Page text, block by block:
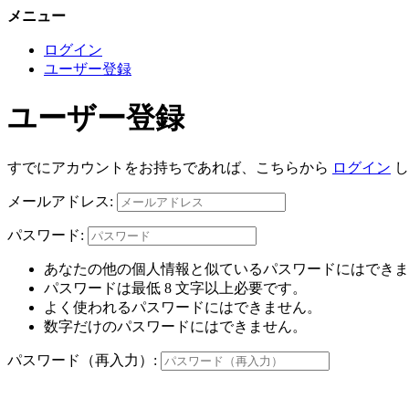
メニュー
ログイン
ユーザー登録
ユーザー登録
すでにアカウントをお持ちであれば、こちらから ログイン
メールアドレス:
パスワード:
あなたの他の個人情報と似ているパスワードにはできま
パスワードは最低 8 文字以上必要です。
よく使われるパスワードにはできません。
数字だけのパスワードにはできません。
パスワード（再入力）: